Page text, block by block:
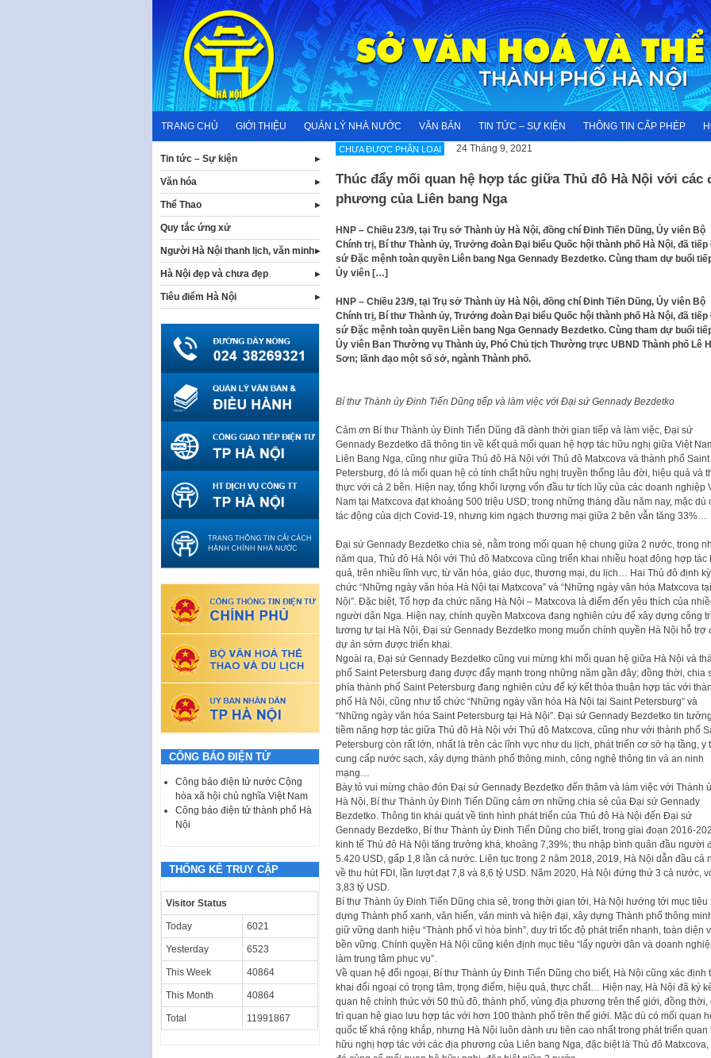
content
TRANG CHỦ GIỚI THIỆU QUẢN LÝ NHÀ NƯỚC VĂN BẢN TIN TỨC – SỰ KIỆN THÔNG TIN CẤP PHÉP
CHƯA ĐƯỢC PHÂN LOẠI 24 Tháng 9, 2021
Thúc đẩy mối quan hệ hợp tác giữa Thủ đô Hà Nội với các
phương của Liên bang Nga
HNP – Chiều 23/9, tại Trụ sở Thành ủy Hà Nội, đồng chí Đinh Tiến Dũng, Ủy viên Bộ
Chính trị, Bí thư Thành ủy, Trưởng đoàn Đại biểu Quốc hội thành phố Hà Nội, đã tiếp
sứ Đặc mệnh toàn quyền Liên bang Nga Gennady Bezdetko. Cùng tham dự buổi
Ủy viên […]
HNP – Chiều 23/9, tại Trụ sở Thành ủy Hà Nội, đồng chí Đinh Tiến Dũng, Ủy viên Bộ
Chính trị, Bí thư Thành ủy, Trưởng đoàn Đại biểu Quốc hội thành phố Hà Nội, đã tiếp
sứ Đặc mệnh toàn quyền Liên bang Nga Gennady Bezdetko. Cùng tham dự buổi
Ủy viên Ban Thường vụ Thành ủy, Phó Chủ tịch Thường trực UBND Thành phố Lê
Sơn; lãnh đạo một số sở, ngành Thành phố.
Bí thư Thành ủy Đinh Tiến Dũng tiếp và làm việc với Đại sứ Gennady Bezdetko
Cảm ơn Bí thư Thành ủy Đinh Tiến Dũng đã dành thời gian tiếp và làm việc, Đại sứ
Gennady Bezdetko đã thông tin về kết quả mối quan hệ hợp tác hữu nghị giữa Việt
Liên Bang Nga, cũng như giữa Thủ đô Hà Nội với Thủ đô Matxcova và thành phố Saint
Petersburg, đó là mối quan hệ có tính chất hữu nghị truyền thống lâu đời, hiệu quả và
thực với cả 2 bên. Hiện nay, tổng khối lượng vốn đầu tư tích lũy của các doanh nghiệp
Nam tại Matxcova đạt khoảng 500 triệu USD; trong những tháng đầu năm nay, mặc dù
tác động của dịch Covid-19, nhưng kim ngạch thương mại giữa 2 bên vẫn tăng 33%…
Đại sứ Gennady Bezdetko chia sẻ, nằm trong mối quan hệ chung giữa 2 nước, trong
năm qua, Thủ đô Hà Nội với Thủ đô Matxcova cũng triển khai nhiều hoạt động hợp tác
quả, trên nhiều lĩnh vực, từ văn hóa, giáo dục, thương mại, du lịch… Hai Thủ đô định
chức “Những ngày văn hóa Hà Nội tại Matxcova” và “Những ngày văn hóa Matxcova
Nội”. Đặc biệt, Tổ hợp đa chức năng Hà Nội – Matxcova là điểm đến yêu thích của
người dân Nga. Hiện nay, chính quyền Matxcova đang nghiên cứu để xây dựng công
tương tự tại Hà Nội, Đại sứ Gennady Bezdetko mong muốn chính quyền Hà Nội hỗ trợ
dự án sớm được triển khai.
Ngoài ra, Đại sứ Gennady Bezdetko cũng vui mừng khi mối quan hệ giữa Hà Nội và
phố Saint Petersburg đang được đẩy mạnh trong những năm gần đây; đồng thời, chia
phía thành phố Saint Petersburg đang nghiên cứu để ký kết thỏa thuận hợp tác với
phố Hà Nội, cũng như tổ chức “Những ngày văn hóa Hà Nội tại Saint Petersburg” và
“Những ngày văn hóa Saint Petersburg tại Hà Nội”. Đại sứ Gennady Bezdetko tin tưởng,
tiềm năng hợp tác giữa Thủ đô Hà Nội với Thủ đô Matxcova, cũng như với thành phố
Petersburg còn rất lớn, nhất là trên các lĩnh vực như du lịch, phát triển cơ sở hạ tầng, y
cung cấp nước sạch, xây dựng thành phố thông minh, công nghệ thông tin và an ninh
mạng…
Bày tỏ vui mừng chào đón Đại sứ Gennady Bezdetko đến thăm và làm việc với Thành
Hà Nội, Bí thư Thành ủy Đinh Tiến Dũng cảm ơn những chia sẻ của Đại sứ Gennady
Bezdetko. Thông tin khái quát về tình hình phát triển của Thủ đô Hà Nội đến Đại sứ
Gennady Bezdetko, Bí thư Thành ủy Đinh Tiến Dũng cho biết, trong giai đoạn 2016-
kinh tế Thủ đô Hà Nội tăng trưởng khá, khoảng 7,39%; thu nhập bình quân đầu người
5.420 USD, gấp 1,8 lần cả nước. Liên tục trong 2 năm 2018, 2019, Hà Nội dẫn đầu cả
về thu hút FDI, lần lượt đạt 7,8 và 8,6 tỷ USD. Năm 2020, Hà Nội đứng thứ 3 cả nước,
3,83 tỷ USD.
Bí thư Thành ủy Đinh Tiến Dũng chia sẻ, trong thời gian tới, Hà Nội hướng tới mục tiêu
dựng Thành phố xanh, văn hiến, văn minh và hiện đại, xây dựng Thành phố thông
giữ vững danh hiệu “Thành phố vì hòa bình”, duy trì tốc độ phát triển nhanh, toàn diện
bền vững. Chính quyền Hà Nội cũng kiên định mục tiêu “lấy người dân và doanh
làm trung tâm phục vụ”.
Về quan hệ đối ngoại, Bí thư Thành ủy Đinh Tiến Dũng cho biết, Hà Nội cũng xác định
khai đối ngoại có trọng tâm, trọng điểm, hiệu quả, thực chất… Hiện nay, Hà Nội đã ký
quan hệ chính thức với 50 thủ đô, thành phố, vùng địa phương trên thế giới, đồng thời,
trì quan hệ giao lưu hợp tác với hơn 100 thành phố trên thế giới. Mặc dù có mối quan
quốc tế khá rộng khắp, nhưng Hà Nội luôn dành ưu tiên cao nhất trong phát triển quan
hữu nghị hợp tác với các địa phương của Liên bang Nga, đặc biệt là Thủ đô Matxcova,
Tin tức – Sự kiện
Văn hóa
Thể Thao
Quy tắc ứng xử
Người Hà Nội thanh lịch, văn minh
Hà Nội đẹp và chưa đẹp
Tiêu điểm Hà Nội
CÔNG BÁO ĐIỆN TỬ
Công báo điện tử nước Cộng
hòa xã hội chủ nghĩa Việt Nam
Công báo điện tử thành phố Hà
Nội
THỐNG KÊ TRUY CẬP
Visitor Status
Today 6021
Yesterday 6523
This Week 40864
This Month 40864
Total 11991867